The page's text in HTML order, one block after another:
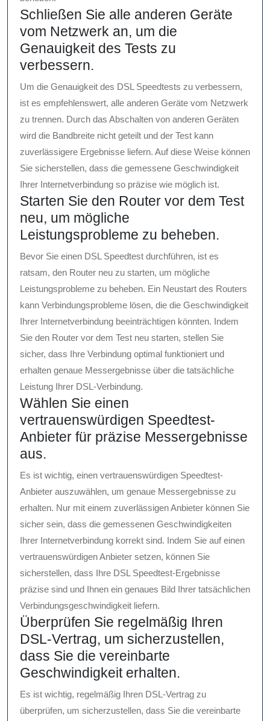
Schließen Sie alle anderen Geräte
vom Netzwerk an, um die
Genauigkeit des Tests zu
verbessern.
Um die Genauigkeit des DSL Speedtests zu verbessern,
ist es empfehlenswert, alle anderen Geräte vom Netzwerk
zu trennen. Durch das Abschalten von anderen Geräten
wird die Bandbreite nicht geteilt und der Test kann
zuverlässigere Ergebnisse liefern. Auf diese Weise können
Sie sicherstellen, dass die gemessene Geschwindigkeit
Ihrer Internetverbindung so präzise wie möglich ist.
Starten Sie den Router vor dem Test
neu, um mögliche
Leistungsprobleme zu beheben.
Bevor Sie einen DSL Speedtest durchführen, ist es
ratsam, den Router neu zu starten, um mögliche
Leistungsprobleme zu beheben. Ein Neustart des Routers
kann Verbindungsprobleme lösen, die die Geschwindigkeit
Ihrer Internetverbindung beeinträchtigen könnten. Indem
Sie den Router vor dem Test neu starten, stellen Sie
sicher, dass Ihre Verbindung optimal funktioniert und
erhalten genaue Messergebnisse über die tatsächliche
Leistung Ihrer DSL-Verbindung.
Wählen Sie einen
vertrauenswürdigen Speedtest-
Anbieter für präzise Messergebnisse
aus.
Es ist wichtig, einen vertrauenswürdigen Speedtest-
Anbieter auszuwählen, um genaue Messergebnisse zu
erhalten. Nur mit einem zuverlässigen Anbieter können Sie
sicher sein, dass die gemessenen Geschwindigkeiten
Ihrer Internetverbindung korrekt sind. Indem Sie auf einen
vertrauenswürdigen Anbieter setzen, können Sie
sicherstellen, dass Ihre DSL Speedtest-Ergebnisse
präzise sind und Ihnen ein genaues Bild Ihrer tatsächlichen
Verbindungsgeschwindigkeit liefern.
Überprüfen Sie regelmäßig Ihren
DSL-Vertrag, um sicherzustellen,
dass Sie die vereinbarte
Geschwindigkeit erhalten.
Es ist wichtig, regelmäßig Ihren DSL-Vertrag zu
überprüfen, um sicherzustellen, dass Sie die vereinbarte